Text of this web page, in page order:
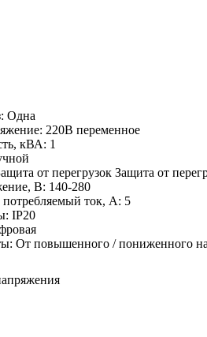
Одна
220В переменное
кВА: 1
от перегрузок Защита от
В: 140-280
ток, А: 5
IP20
От повышенного / пониженного